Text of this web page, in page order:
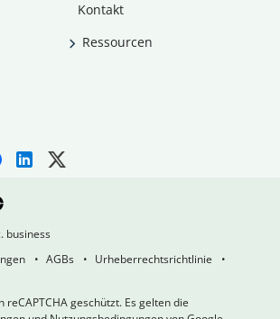
Kontakt
Ressourcen
business
AGBs
Urheberrechtsrichtlinie
reCAPTCHA geschützt. Es gelten die